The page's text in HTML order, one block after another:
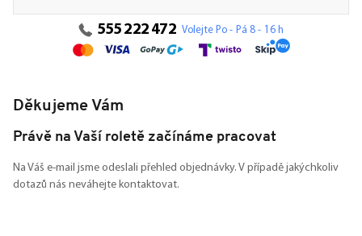
555 222 472 Volejte Po - Pá 8 - 16 h
Děkujeme Vám
Právě na Vaší roletě začínáme pracovat
Na Váš e-mail jsme odeslali přehled objednávky. V případě jakýchkoliv
dotazů nás neváhejte kontaktovat.